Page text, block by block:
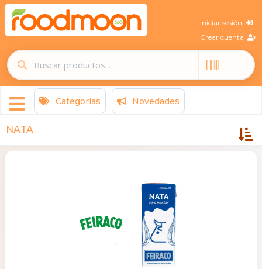
Iniciar sesión
Crear cuenta
Categorías Novedades
NATA